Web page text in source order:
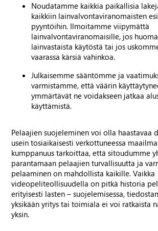
Noudatamme kaikkia paikallisia
kaikkiin lainvalvontaviranomaisten
pyyntöihin. Ilmoitamme viipymättä
lainvalvontaviranomaisille, jos
lainvastaista käytöstä tai jos
vaarassa kärsiä vahinkoa.
Julkaisemme sääntömme ja
varmistamme, että väärin
ymmärtävät ne voidakseen jatkaa
käyttämistä.
Pelaajien suojeleminen voi olla haastavaa
usein tosiaikaisesti verkottuneessa
kumppanuus tarkoittaa, että sitoudumme
parantamaan pelaajien turvallisuutta ja
pelaaminen on mahdollista kaikille. Vaikka
videopeliteollisuudella on pitkä historia
erityisesti lasten – suojelemisessa,
yksikään yritys tai toimiala ei voi ratkaista
yksin.